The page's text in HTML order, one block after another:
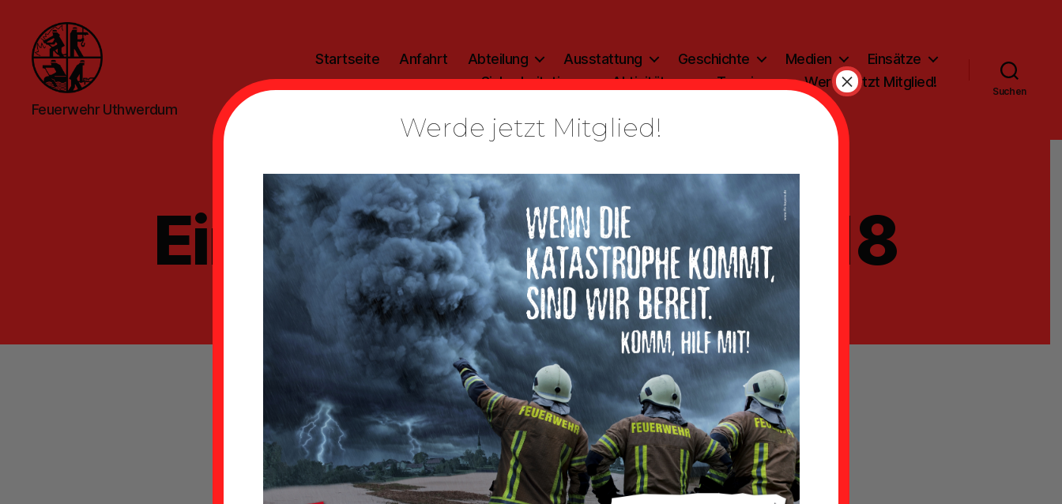
Feuerwehr
Uthwerdum
Feuerwehr Uthwerdum
Startseite Anfahrt Abteilung Ausstattung Geschichte Medien
Einsätze
Sicherheitstipp
Aktivitäten Termine Werde jetzt Mitglied!
Suchen
ALLGEMEIN
Einsatzinfo: 2019-05-18
Beitragsautor
Von admin Veröffentlichungsdatum
20. Mai 2019
geschrieben von Anke Cornelius
Unklarer Feuerschein in Victorbur
In der Nacht von Freitag auf Samstag wurde der
Kooperativen Regionalleitstelle Ostfriesland ein unklarer
Feuerschein in einem Schuppen in der Straße
Werde jetzt Mitglied!
×